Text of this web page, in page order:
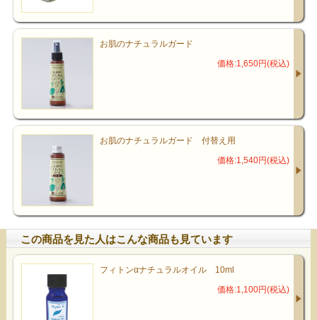
お肌のナチュラルガード
価格:1,650円(税込)
お肌のナチュラルガード 付替え用
価格:1,540円(税込)
この商品を見た人はこんな商品も見ています
フィトンαナチュラルオイル 10ml
価格:1,100円(税込)